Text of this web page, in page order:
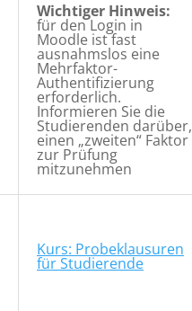
Wichtiger Hinweis:
für den Login in
Moodle ist fast
ausnahmslos eine
Mehrfaktor-
Authentifizierung
erforderlich.
Informieren Sie die
Studierenden darüber,
einen „zweiten“ Faktor
zur Prüfung
mitzunehmen
Kurs: Probeklausuren
für Studierende